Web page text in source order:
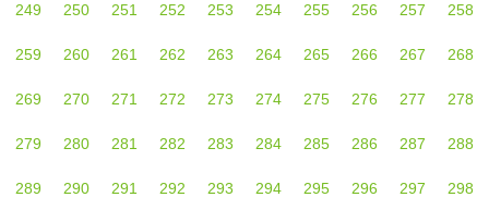
249 250 251 252 253 254 255 256 257 258
259 260 261 262 263 264 265 266 267 268
269 270 271 272 273 274 275 276 277 278
279 280 281 282 283 284 285 286 287 288
289 290 291 292 293 294 295 296 297 298